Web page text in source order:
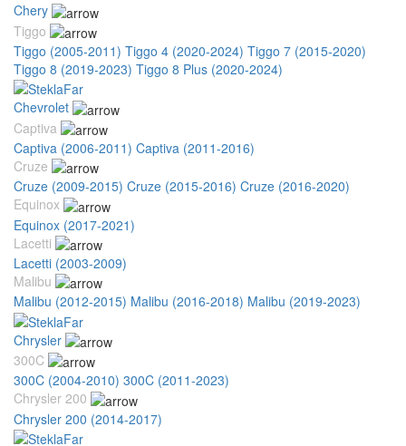
Chery
Tiggo
Tiggo (2005-2011) Tiggo 4 (2020-2024) Tiggo 7 (2015-2020)
Tiggo 8 (2019-2023) Tiggo 8 Plus (2020-2024)
Chevrolet
Captiva
Captiva (2006-2011) Captiva (2011-2016)
Cruze
Cruze (2009-2015) Cruze (2015-2016) Cruze (2016-2020)
Equinox
Equinox (2017-2021)
Lacetti
Lacetti (2003-2009)
Malibu
Malibu (2012-2015) Malibu (2016-2018) Malibu (2019-2023)
Chrysler
300C
300C (2004-2010) 300C (2011-2023)
Chrysler 200
Chrysler 200 (2014-2017)